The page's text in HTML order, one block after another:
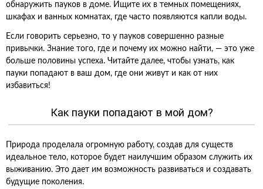
обнаружить пауков в доме. Ищите их в темных помещениях,
шкафах и ванных комнатах, где часто появляются капли воды.
Если говорить серьезно, то у пауков совершенно разные
привычки. Знание того, где и почему их можно найти, — это уже
больше половины успеха. Читайте далее, чтобы узнать, как
пауки попадают в ваш дом, где они живут и как от них
избавиться!
Как пауки попадают в мой дом?
Природа проделала огромную работу, создав для существ
идеальное тело, которое будет наилучшим образом служить их
выживанию. Это дает им возможность развиваться и создавать
будущие поколения.